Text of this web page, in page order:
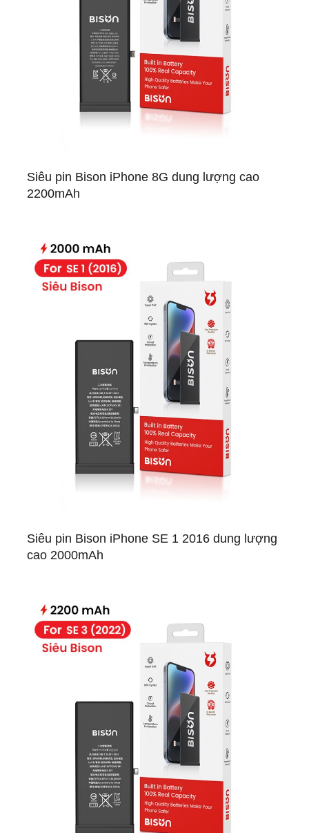
Siêu pin Bison iPhone 8G dung lượng cao
2200mAh
Siêu pin Bison iPhone SE 1 2016 dung lượng
cao 2000mAh